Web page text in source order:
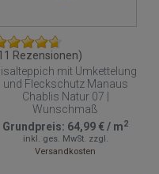
Rezensionen)
mit Umkettelung
und Fleckschutz Manaus
Chablis Natur 07 |
Wunschmaß
Grundpreis: 64,99 €/ m2
inkl. ges. MwSt. zzgl.
Versandkosten